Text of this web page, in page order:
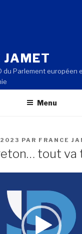
JAMET
du Parlement européen
Menu
2023 PAR FRANCE
tout va